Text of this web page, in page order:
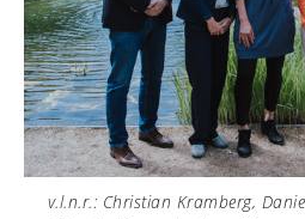
v.l.n.r.: Christian Kramberg,